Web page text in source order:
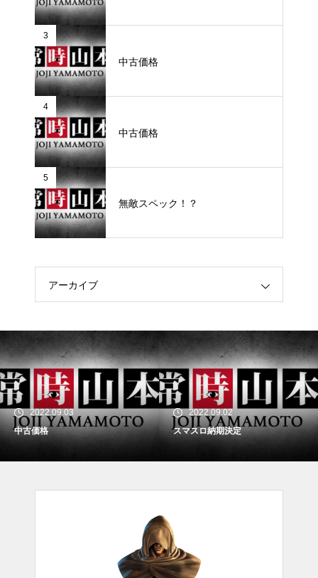
3
中古価格
4
中古価格
5
無敵スペック！？
アーカイブ
2022.09.03
中古価格
2022.09.02
スマスロ納期決定